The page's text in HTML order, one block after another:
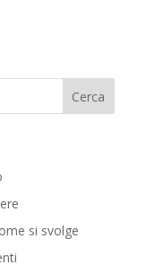
si svolge